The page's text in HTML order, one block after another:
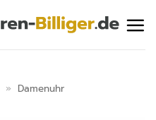
» Damenuhr